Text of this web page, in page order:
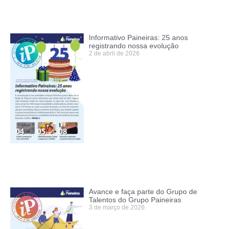
Informativo Paineiras: 25 anos
registrando nossa evolução
2 de abril de 2026
Avance e faça parte do Grupo de
Talentos do Grupo Paineiras
3 de março de 2026